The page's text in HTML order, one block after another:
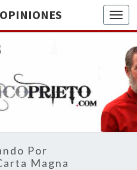
DE
BREVE
RECORRIDO
VITAL Y
ACTUALIDAD
Por
Magna